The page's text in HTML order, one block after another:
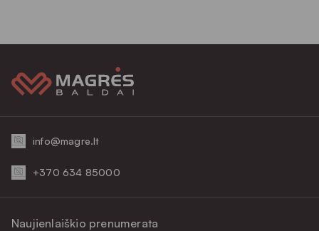
info@magre.lt
+370 634 85000
Naujienlaiškio prenumerata